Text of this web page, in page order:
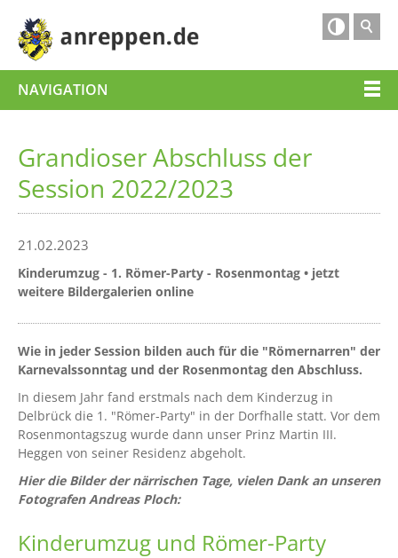

NAVIGATION
Grandioser Abschluss der
Session 2022/2023
21.02.2023
Kinderumzug - 1. Römer-Party - Rosenmontag • jetzt
weitere Bildergalerien online
Wie in jeder Session bilden auch für die "Römernarren" der
Karnevalssonntag und der Rosenmontag den Abschluss.
In diesem Jahr fand erstmals nach dem Kinderzug in
Delbrück die 1. "Römer-Party" in der Dorfhalle statt. Vor dem
Rosenmontagszug wurde dann unser Prinz Martin III.
Heggen von seiner Residenz abgeholt.
Hier die Bilder der närrischen Tage, vielen Dank an unseren
Fotografen Andreas Ploch:
Kinderumzug und Römer-Party